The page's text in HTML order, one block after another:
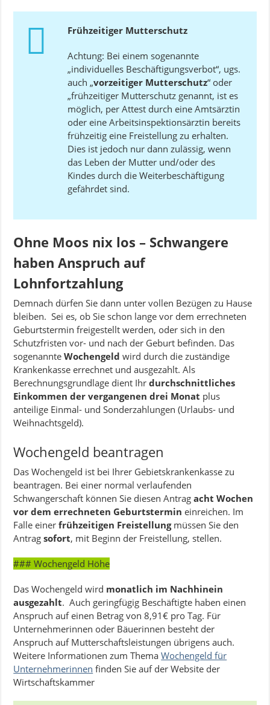
Frühzeitiger Mutterschutz
Achtung: Bei einem sogenannte
„individuelles Beschäftigungsverbot“, ugs.
auch „vorzeitiger Mutterschutz“ oder
„frühzeitiger Mutterschutz genannt, ist es
möglich, per Attest durch eine Amtsärztin
oder eine Arbeitsinspektionsärztin bereits
frühzeitig eine Freistellung zu erhalten.
Dies ist jedoch nur dann zulässig, wenn
das Leben der Mutter und/oder des
Kindes durch die Weiterbeschäftigung
gefährdet sind.
Ohne Moos nix los – Schwangere
haben Anspruch auf
Lohnfortzahlung
Demnach dürfen Sie dann unter vollen Bezügen zu Hause
bleiben. Sei es, ob Sie schon lange vor dem errechneten
Geburtstermin freigestellt werden, oder sich in den
Schutzfristen vor- und nach der Geburt befinden. Das
sogenannteWochengeld wird durch die zuständige
Krankenkasse errechnet und ausgezahlt. Als
Berechnungsgrundlage dient Ihrdurchschnittliches
Einkommen der vergangenen drei Monat plus
anteilige Einmal- und Sonderzahlungen (Urlaubs- und
Weihnachtsgeld).
Wochengeld beantragen
Das Wochengeld ist bei Ihrer Gebietskrankenkasse zu
beantragen. Bei einer normal verlaufenden
Schwangerschaft können Sie diesen Antragacht Wochen
vor dem errechneten Geburtstermin einreichen. Im
Falle einerfrühzeitigen Freistellungmüssen Sie den
Antragsofort, mit Beginn der Freistellung, stellen.
### Wochengeld Höhe
Das Wochengeld wird monatlich im Nachhinein
ausgezahlt. Auch geringfügig Beschäftigte haben einen
Anspruch auf einen Betrag von 8,91€ pro Tag. Für
Unternehmerinnen oder Bäuerinnen besteht der
Anspruch auf Mutterschaftsleistungen übrigens auch.
Weitere Informationen zum ThemaWochengeld für
Unternehmerinnen finden Sie auf der Website der
Wirtschaftskammer